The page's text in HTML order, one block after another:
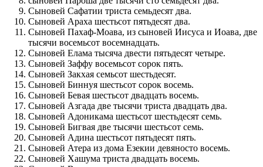
Сыновей Сафатии триста семьдесят два.
Сыновей Араха шестьсот пятьдесят два.
Сыновей Пахаф-Моава, из сыновей Иисуса и Иоава, две
тысячи восемьсот восемнадцать.
Сыновей Елама тысяча двести пятьдесят четыре.
Сыновей Заффу восемьсот сорок пять.
Сыновей Закхая семьсот шестьдесят.
Сыновей Биннуя шестьсот сорок восемь.
Сыновей Бевая шестьсот двадцать восемь.
Сыновей Азгада две тысячи триста двадцать два.
Сыновей Адоникама шестьсот шестьдесят семь.
Сыновей Бигвая две тысячи шестьсот семь.
Сыновей Адина шестьсот пятьдесят пять.
Сыновей Атера из дома Езекии девяносто восемь.
Сыновей Хашума триста двадцать восемь.